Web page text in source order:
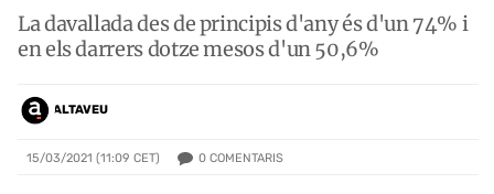
La davallada des de principis d'any és d'un 74% i
en els darrers dotze mesos d'un 50,6%
ALTAVEU
15/03/2021 (11:09 CET) 0 COMENTARIS